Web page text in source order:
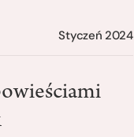
Styczeń 2024